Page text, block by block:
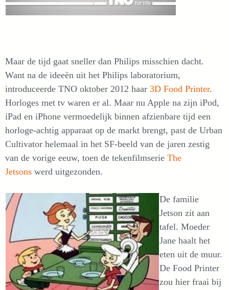
Maar de tijd gaat sneller dan Philips misschien dacht.
Want na de ideeën uit het Philips laboratorium,
introduceerde TNO oktober 2012 haar 3D Food Printer.
Horloges met tv waren er al. Maar nu Apple na zijn iPod,
iPad en iPhone vermoedelijk binnen afzienbare tijd een
horloge-achtig apparaat op de markt brengt, past de Urban
Cultivator helemaal in het SF-beeld van de jaren zestig
van de vorige eeuw, toen de tekenfilmserie The
Jetsons werd uitgezonden.
De familie
Jetson zit aan
tafel. Moeder
Jane haalt het
eten uit de muur.
De Food Printer
zou hier fraai bij